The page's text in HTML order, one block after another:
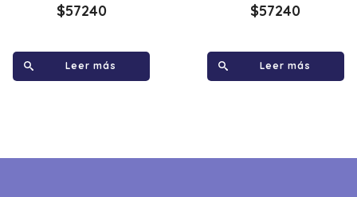
$57240
Leer más
$57240
Leer más